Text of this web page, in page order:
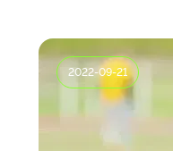
2022-09-21